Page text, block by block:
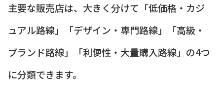
主要な販売店は、大きく分けて「低価格・カジ
ュアル路線」「デザイン・専門路線」「高級・
ブランド路線」「利便性・大量購入路線」の4つ
に分類できます。